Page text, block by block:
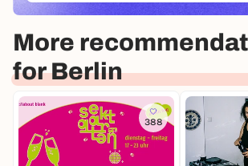
More
for Berlin
388